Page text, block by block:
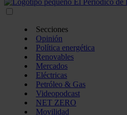
Secciones
Opinión
Política energética
Renovables
Mercados
Eléctricas
Petróleo & Gas
Videopodcast
NET ZERO
Movilidad